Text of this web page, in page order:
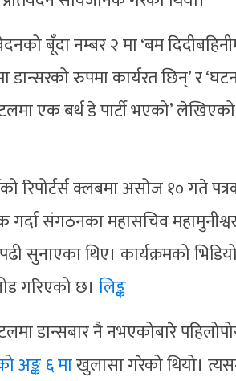
बूँदा नम्बर २ मा ‘बम
डान्सरको रुपमा कार्यरत छिन्’ र
एक बर्थ डे पार्टी भएको’
रिपोर्टर्स क्लबमा असोज १० गते
गर्दा संगठनका महासचिव
सुनाएका थिए। कार्यक्रमको
गरिएको छ। लिङ्क
डान्सबार नै नभएकोबारे
अङ्क ६ माखुलासा गरेको थियो।